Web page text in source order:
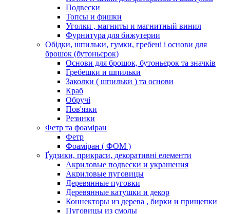
Подвески
Топсы и фишки
Уголки , магниты и магнитный винил
Фурнитура для бижутерии
Обідки, шпильки, гумки, гребені і основи для
брошок (бутоньєрок)
Основи для брошок, бутоньєрок та значків
Гребешки и шпильки
Заколки ( шпильки ) та основи
Краб
Обручі
Пов'язки
Резинки
Фетр та фоаміран
Фетр
Фоаміран ( ФОМ )
Ґудзики, прикраси, декоративні елементи
Акриловые подвески и украшения
Акриловые пуговицы
Деревянные пуговки
Деревянные катушки и декор
Коннекторы из дерева , бирки и прищепки
Пуговицы из смолы